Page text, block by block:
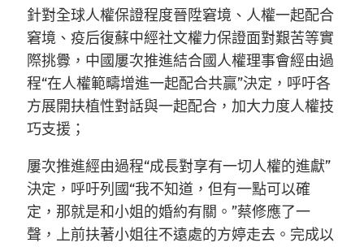
針對全球人權保證程度晉陞窘境、人權一起配合
窘境、疫后復蘇中經社文權力保證面對艱苦等實
際挑釁，中國屢次推進結合國人權理事會經由過
程“在人權範疇增進一起配合共贏”決定，呼吁各
方展開扶植性對話與一起配合，加大力度人權技
巧支援；
屢次推進經由過程“成長對享有一切人權的進獻”
決定，呼吁列國“我不知道，但有一點可以確
定，那就是和小姐的婚約有關。”蔡修應了一
聲，上前扶著小姐往不遠處的方婷走去。完成以